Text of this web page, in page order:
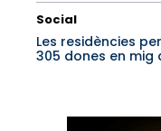
Social
Les residències
305 dones en mig